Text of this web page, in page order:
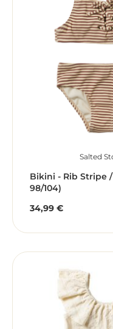
Salted
Bikini - Rib Stripe
98/104)
Regulärer Preis:
34,99 €